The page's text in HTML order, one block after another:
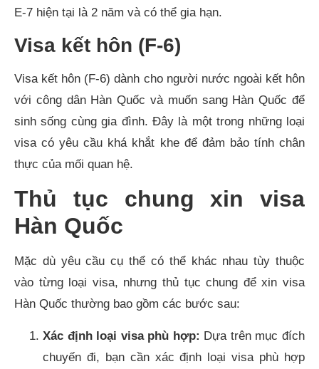
E-7 hiện tại là 2 năm và có thể gia hạn.
Visa kết hôn (F-6)
Visa kết hôn (F-6) dành cho người nước ngoài kết hôn
với công dân Hàn Quốc và muốn sang Hàn Quốc để
sinh sống cùng gia đình. Đây là một trong những loại
visa có yêu cầu khá khắt khe để đảm bảo tính chân
thực của mối quan hệ.
Thủ tục chung xin visa
Hàn Quốc
Mặc dù yêu cầu cụ thể có thể khác nhau tùy thuộc
vào từng loại visa, nhưng thủ tục chung để xin visa
Hàn Quốc thường bao gồm các bước sau:
Xác định loại visa phù hợp: Dựa trên mục đích
chuyến đi, bạn cần xác định loại visa phù hợp